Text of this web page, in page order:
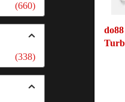
(660)
(338)